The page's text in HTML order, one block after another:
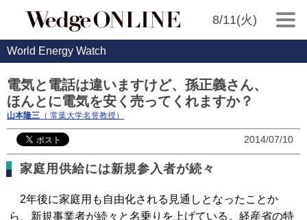
8/11(火)
World Energy Watch
電気と電話は違いますけど、孫正義さん、
ほんとに電気を安く売ってくれますか？
山本隆三 （ 常葉大学名誉教授）
2014/07/10
家庭用供給には新規参入者が続々
2年後に家庭用も自由化される見通しとなったことか
ら、新規事業者が続々と名乗りを上げている。経産省の特